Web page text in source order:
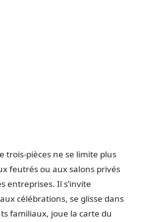
trois-pièces ne se limite plus
feutrés ou aux salons privés
entreprises. Il s’invite
célébrations, se glisse dans
familiaux, joue la carte du